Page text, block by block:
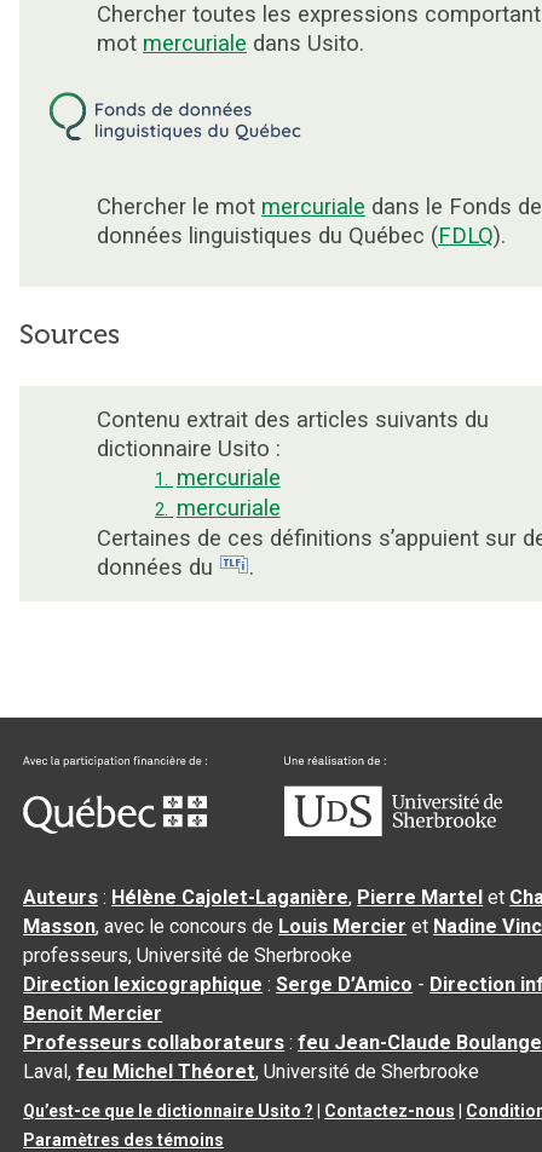
Chercher toutes les expressions
mot mercuriale dans Usito.
Chercher le mot mercuriale dans le Fonds de
données linguistiques du Québec (FDLQ).
Sources
Contenu extrait des articles suivants du
dictionnaire Usito :
1. mercuriale
2. mercuriale
Certaines de ces définitions s’appuient sur
données du
.
Auteurs : Hélène Cajolet-Laganière, Pierre Martel et
Masson, avec le concours de Louis Mercier et Nadine
professeurs, Université de Sherbrooke
Direction lexicographique :Serge D’Amico - Direction
Benoit Mercier
Professeurs collaborateurs :feu Jean-Claude
Laval,feu Michel Théoret, Université de Sherbrooke
Qu’est-ce que le dictionnaire Usito ? Contactez-nous
Paramètres des témoins